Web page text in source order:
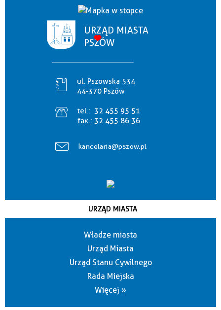
URZĄD MIASTA
PSZÓW
ul. Pszowska 534
44-370 Pszów
tel.: 32 455 95 51
fax.: 32 455 86 36
kancelaria@pszow.pl
URZĄD MIASTA
Władze miasta
Urząd Miasta
Urząd Stanu Cywilnego
Rada Miejska
Więcej »